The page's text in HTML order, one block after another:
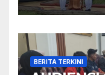
BERITA TERKINI